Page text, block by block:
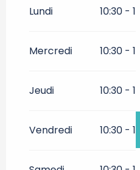
2026
30
novembre
Lundi 10:30 -
Mercredi 10:30 -
Jeudi 10:30 -
Vendredi 10:30 -